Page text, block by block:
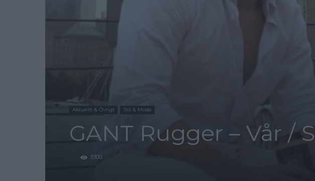
Aktuellt & Övrigt Stil & Mode
GANT Rugger – Vår /
3300